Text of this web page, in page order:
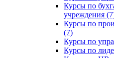
Курсы по
учреждения
Курсы по
(7)
Курсы по
Курсы по